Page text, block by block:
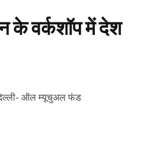
के वर्कशॉप में देश
ऑल म्यूचुअल फंड